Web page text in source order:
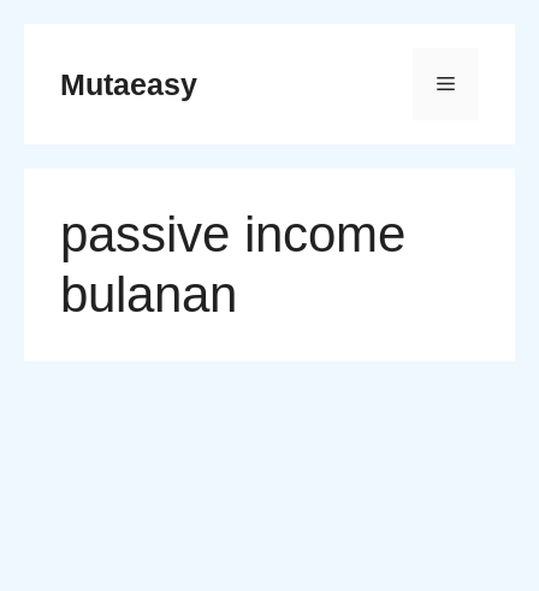
contentMutaeasy Menu
passive income
bulanan